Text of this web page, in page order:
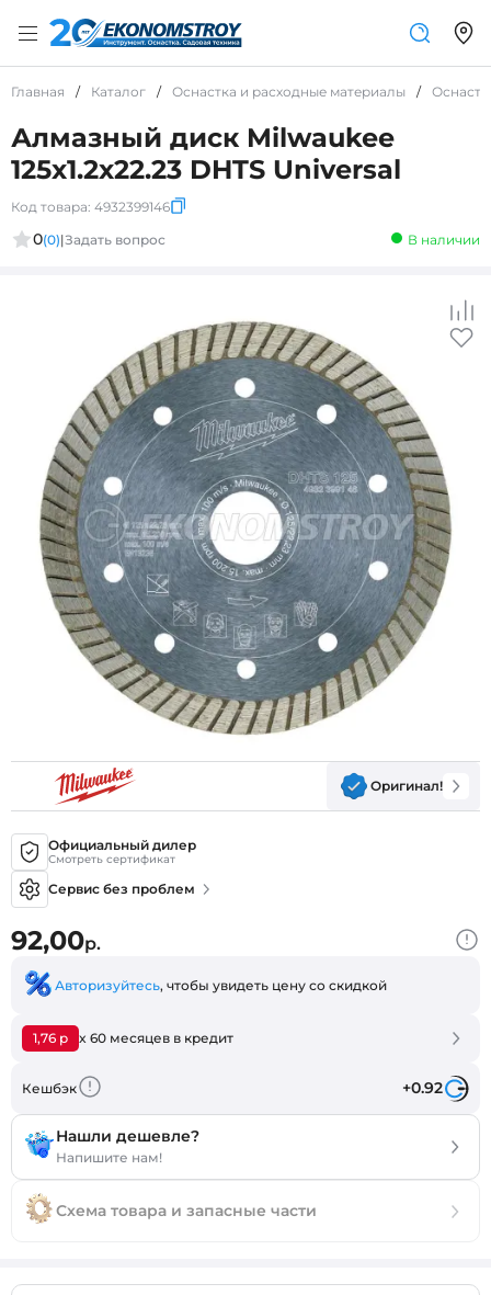
Главная / Каталог / Оснастка и расходные материалы /
Алмазный диск Milwaukee
125x1.2x22.23 DHTS Universal
Код товара: 4932399146
0(0)|Задать вопрос В наличии
Оригинал!
Официальный дилер
Смотреть сертификат
Сервис без проблем
92,00р.
Авторизуйтесь, чтобы увидеть цену со скидкой
1,76 р x 60 месяцев в кредит
Кешбэк +0.92
Нашли дешевле?
Напишите нам!
Схема товара и запасные части